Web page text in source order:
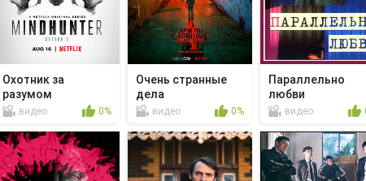
Охотник за
разумом
видео 0%
Очень странные
дела
видео 0%
Параллельно
любви
видео